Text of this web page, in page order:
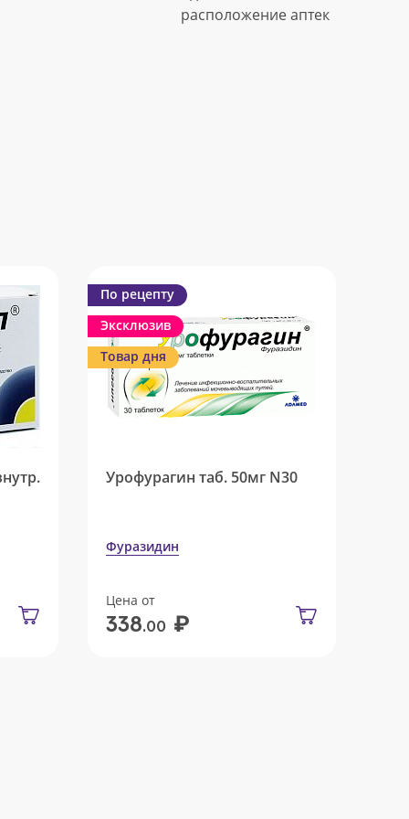
расположение аптек
По рецепту
Эксклюзив
Товар дня
Урофурагин таб. 50мг N30
Фуразидин
Цена от
338.00 ₽